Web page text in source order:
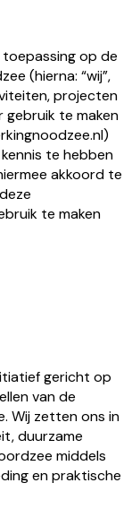
toepassing op de
(hierna: “wij”,
projecten
gebruik te maken
te hebben
akkoord te
te maken
gericht op
van de
Wij zetten ons in
duurzame
middels
en praktische